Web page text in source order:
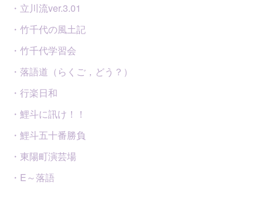
・立川流ver.3.01
・竹千代の風土記
・竹千代学習会
・落語道（らくご，どう？）
・行楽日和
・鯉斗に訊け！！
・鯉斗五十番勝負
・東陽町演芸場
・E～落語